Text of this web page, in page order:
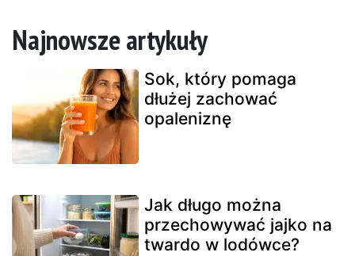
Najnowsze artykuły
Sok, który pomaga
dłużej zachować
opaleniznę
Jak długo można
przechowywać jajko na
twardo w lodówce?